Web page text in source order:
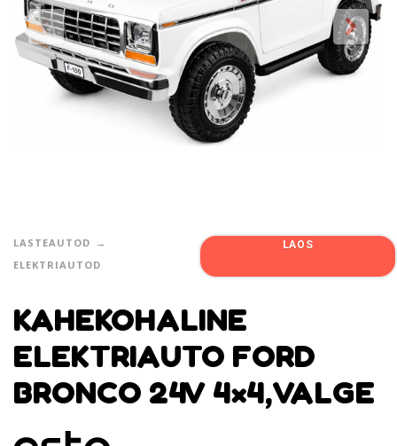
LASTEAUTOD
ELEKTRIAUTOD
LAOS
KAHEKOHALINE
ELEKTRIAUTO FORD
BRONCO 24V 4×4,VALGE